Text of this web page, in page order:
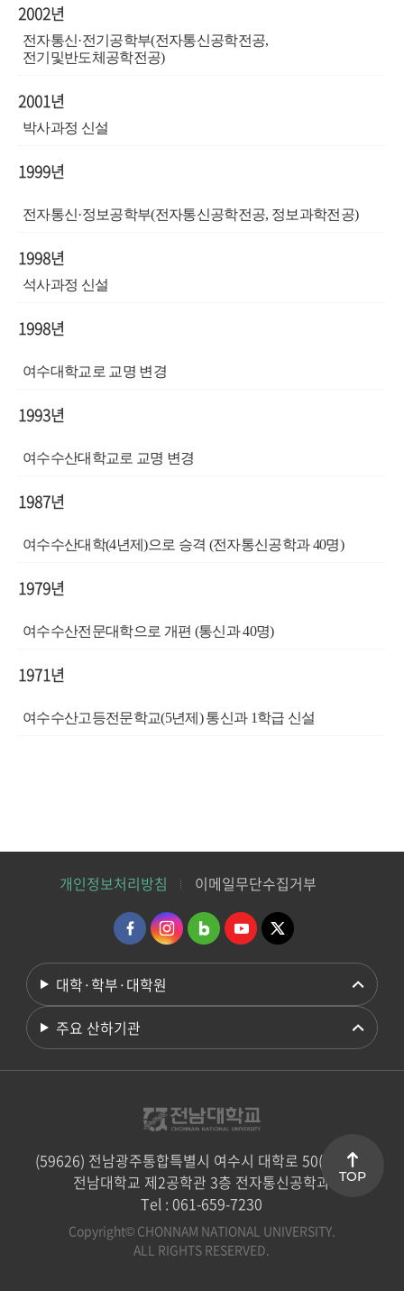
2002년
전자통신·전기공학부(전자통신공학전공,
전기및반도체공학전공)
2001년
박사과정 신설
1999년
전자통신·정보공학부(전자통신공학전공, 정보과학전공)
1998년
석사과정 신설
1998년
여수대학교로 교명 변경
1993년
여수수산대학교로 교명 변경
1987년
여수수산대학(4년제)으로 승격 (전자통신공학과40명)
1979년
여수수산전문대학으로 개편 (통신과40명)
1971년
여수수산고등전문학교(5년제 )통신과 1학급 신설
개인정보처리방침 이메일무단수집거부
대학·학부·대학원
주요 산하기관
(59626) 전남광주통합특별시 여수시 대학로 50(둔덕동)
전남대학교 제2공학관 3층 전자통신공학과
Tel : 061-659-7230
Copyright© CHONNAM NATIONAL UNIVERSITY.
ALL RIGHTS RESERVED.
TOP